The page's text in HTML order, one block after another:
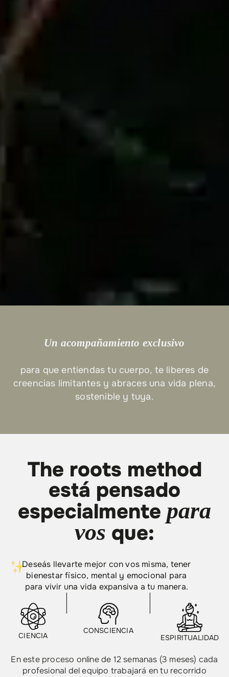
Un acompañamiento exclusivo
para que entiendas tu cuerpo, te liberes de
creencias limitantes y abraces una vida plena,
sostenible y tuya.
The roots method
está pensado
especialmente para
vos que:
Deseás llevarte mejor con vos misma, tener
bienestar físico, mental y emocional para
para vivir una vida expansiva a tu manera.
CIENCIA
CONSCIENCIA
ESPIRITUALIDAD
En este proceso online de 12 semanas (3 meses) cada
profesional del equipo trabajará en tu recorrido